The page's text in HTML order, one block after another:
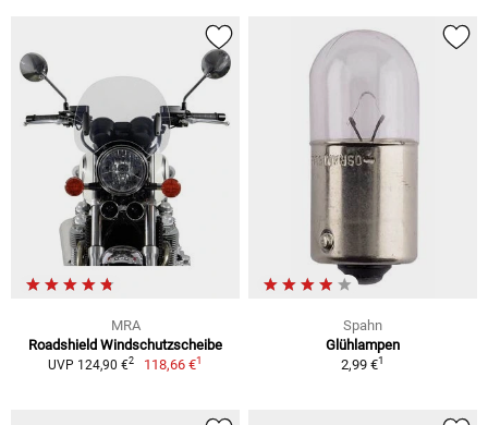
MRA
Roadshield Windschutzscheibe
UVP 124,90 €2 118,66 €1
Spahn
Glühlampen
2,99 €1